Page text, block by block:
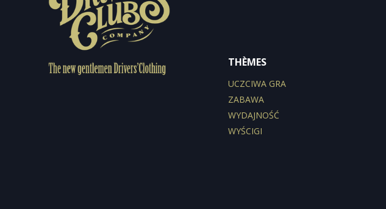
THÈMES
UCZCIWA GRA
ZABAWA
WYDAJNOŚĆ
WYŚCIGI